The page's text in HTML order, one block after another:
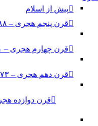
پیش از اسلام
قرن پنجم هجری – ۳۸۸ الی ۴۸۵ شمسی
قرن چهارم هجری – ۲۹۱ الی ۳۸۸ شمسی
قرن دهم هجری – ۸۷۳ الی ۹۷۰ شمسی